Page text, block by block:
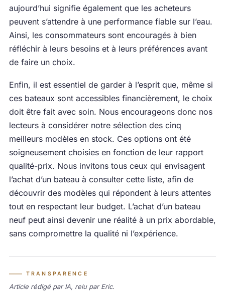
aujourd’hui signifie également que les acheteurs
peuvent s’attendre à une performance fiable sur l’eau.
Ainsi, les consommateurs sont encouragés à bien
réfléchir à leurs besoins et à leurs préférences avant
de faire un choix.
Enfin, il est essentiel de garder à l’esprit que, même si
ces bateaux sont accessibles financièrement, le choix
doit être fait avec soin. Nous encourageons donc nos
lecteurs à considérer notre sélection des cinq
meilleurs modèles en stock. Ces options ont été
soigneusement choisies en fonction de leur rapport
qualité-prix. Nous invitons tous ceux qui envisagent
l’achat d’un bateau à consulter cette liste, afin de
découvrir des modèles qui répondent à leurs attentes
tout en respectant leur budget. L’achat d’un bateau
neuf peut ainsi devenir une réalité à un prix abordable,
sans compromettre la qualité ni l’expérience.
TRANSPARENCE
Article rédigé par IA, relu par Eric.